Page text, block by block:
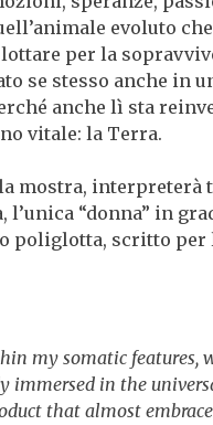
evoluto
per la
se stesso anche in
anche lì sta
vitale: la Terra.
mostra, interpreterà
“donna” in
poliglotta, scritto per
my somatic features,
immersed in the
that almost